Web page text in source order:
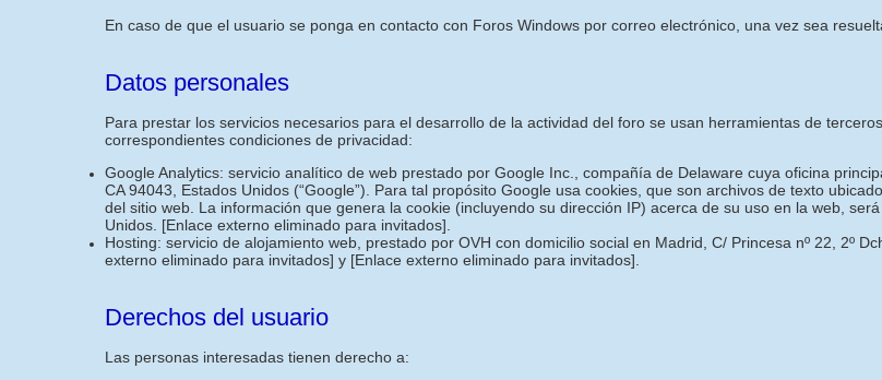
En caso de que el usuario se ponga en contacto con Foros Windows por correo electrónico, una vez sea
Datos personales
Para prestar los servicios necesarios para el desarrollo de la actividad del foro se usan herramientas de
correspondientes condiciones de privacidad:
Google Analytics: servicio analítico de web prestado por Google Inc., compañía de Delaware cuya oficina
CA 94043, Estados Unidos (“Google”). Para tal propósito Google usa cookies, que son archivos de texto
del sitio web. La información que genera la cookie (incluyendo su dirección IP) acerca de su uso en la web,
Unidos. [Enlace externo eliminado para invitados]
Hosting: servicio de alojamiento web, prestado por OVH con domicilio social en Madrid, C/ Princesa nº 22, 2º
externo eliminado para invitados] y [Enlace externo eliminado para invitados]
Derechos del usuario
Las personas interesadas tienen derecho a: